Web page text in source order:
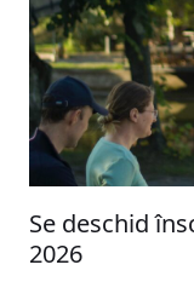
Se deschid
2026